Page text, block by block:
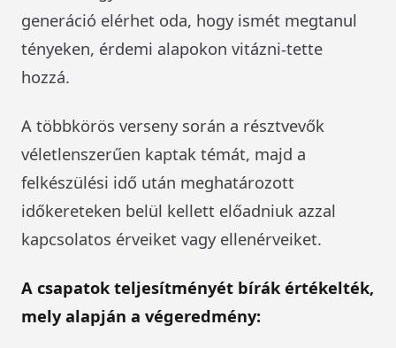
generáció elérhet oda, hogy ismét megtanul
tényeken, érdemi alapokon vitázni-tette
hozzá.
A többkörös verseny során a résztvevők
véletlenszerűen kaptak témát, majd a
felkészülési idő után meghatározott
időkereteken belül kellett előadniuk azzal
kapcsolatos érveiket vagy ellenérveiket.
A csapatok teljesítményét bírák értékelték,
mely alapján a végeredmény: